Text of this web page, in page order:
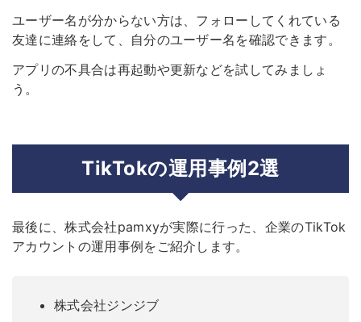
ユーザー名が分からない方は、フ ォローしてくれている
友達に連絡をして、自分のユーザー名を確認できます。
アプリの不具合は再起動や更新などを試してみましょ
う。
TikTokの運用事例2選
最後に、株式会社pamxyが実際に行った、企業のTikTok
アカウントの運用事例をご紹介します。
株式会社ジンジブ